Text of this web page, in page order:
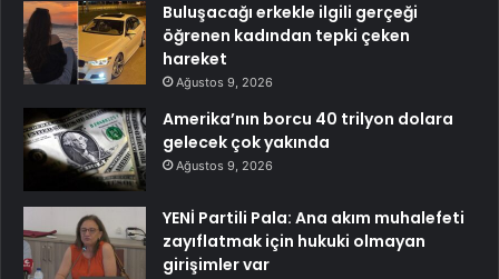
Buluşacağı erkekle ilgili gerçeği
öğrenen kadından tepki çeken
hareket
Ağustos 9, 2026
Amerika’nın borcu 40 trilyon dolara
gelecek çok yakında
Ağustos 9, 2026
YENİ Partili Pala: Ana akım muhalefeti
zayıflatmak için hukuki olmayan
girişimler var